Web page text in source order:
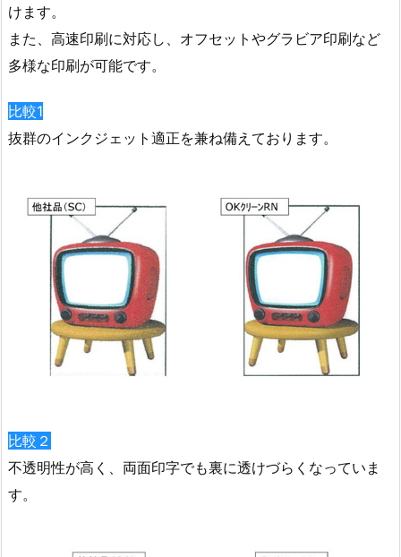
けます。
また、高速印刷に対応し、オフセットやグラビア印刷など
多様な印刷が可能です。
比較1
抜群のインクジェット適正を兼ね備えております。
比較２
不透明性が高く、両面印字でも裏に透けづらくなっていま
す。